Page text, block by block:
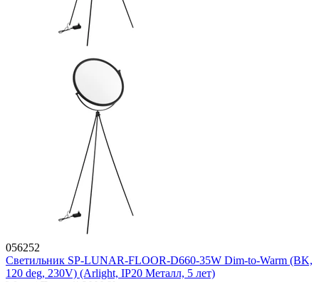
056252
Светильник SP-LUNAR-FLOOR-D660-35W Dim-to-Warm (BK,
120 deg, 230V) (Arlight, IP20 Металл, 5 лет)